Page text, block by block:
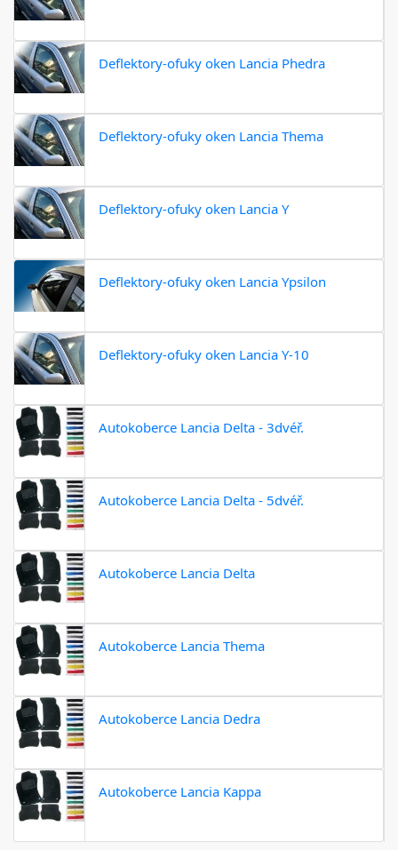
Deflektory-ofuky oken Lancia Phedra
Deflektory-ofuky oken Lancia Thema
Deflektory-ofuky oken Lancia Y
Deflektory-ofuky oken Lancia Ypsilon
Deflektory-ofuky oken Lancia Y-10
Autokoberce Lancia Delta - 3dvéř.
Autokoberce Lancia Delta - 5dvéř.
Autokoberce Lancia Delta
Autokoberce Lancia Thema
Autokoberce Lancia Dedra
Autokoberce Lancia Kappa